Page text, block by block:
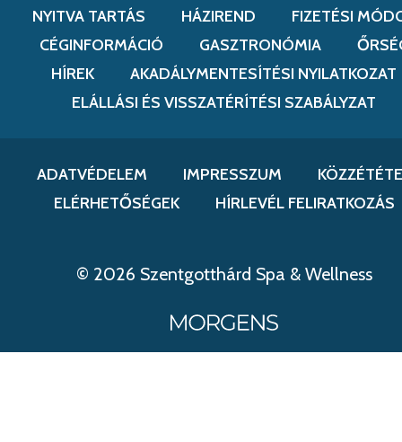
NYITVA TARTÁS HÁZIREND
FIZETÉSI
CÉGINFORMÁCIÓ
GASZTRONÓMIA
HÍREK
AKADÁLYMENTESÍTÉSI NYILATKOZAT
ELÁLLÁSI ÉS VISSZATÉRÍTÉSI SZABÁLYZAT
ADATVÉDELEM IMPRESSZUM
ELÉRHETŐSÉGEK
HÍRLEVÉL FELIRATKOZÁS
© 2026 Szentgotthárd Spa & Wellness